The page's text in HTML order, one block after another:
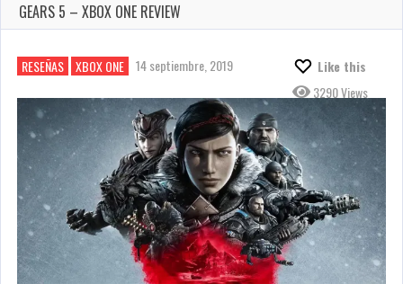
GEARS 5 – XBOX ONE REVIEW
RESEÑAS XBOX ONE 14 septiembre, 2019
Like this
3290 Views